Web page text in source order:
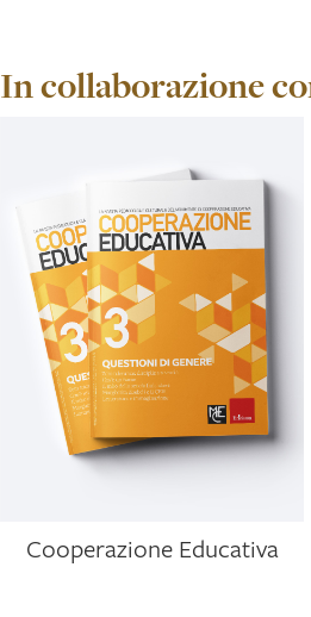
In collaborazione
Cooperazione Educativa